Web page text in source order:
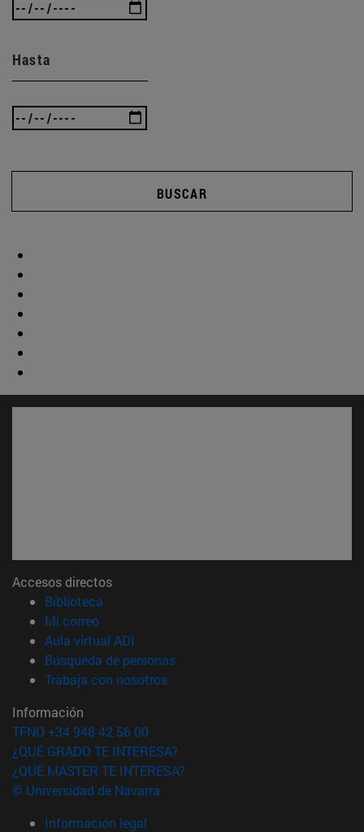
Hasta
BUSCAR
Accesos directos
Biblioteca
Mi correo(abre en nueva ventana)
Aula virtual ADI
Búsqueda de personas(abre en nueva ventana)
Trabaja con nosotros(abre en nueva ventana)
Información
TFNO +34 948 42 56 00
¿QUÉ GRADO TE INTERESA?
¿QUÉ MÁSTER TE INTERESA?
© Universidad de Navarra
Información legal